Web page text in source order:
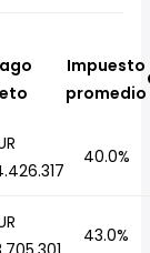
Impuesto
promedio
40.0%
43.0%